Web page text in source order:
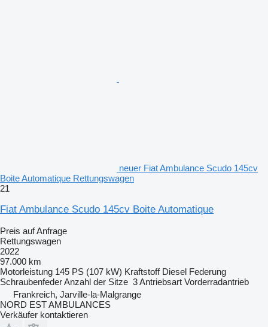
neuer Fiat Ambulance Scudo 145cv
Boite Automatique Rettungswagen
21
Fiat Ambulance Scudo 145cv Boite Automatique
Preis auf Anfrage
Rettungswagen
2022
97.000 km
Motorleistung 145 PS (107 kW) Kraftstoff Diesel Federung
SchraubenfederAnzahl der Sitze 3Antriebsart Vorderradantrieb
Frankreich, Jarville-la-Malgrange
NORD EST AMBULANCES
Verkäufer kontaktieren